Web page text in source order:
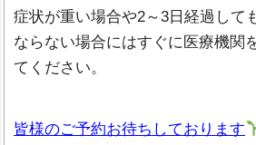
症状が重い場合や2～3 日経過して
ならない場合にはすぐに医療機関
てください。
皆様のご予約お待ちしております